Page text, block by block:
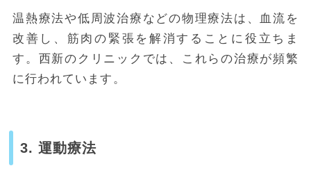
温熱療法や低周波治療などの物理療法は、血流を
改善し、筋肉の緊張を解消することに役立ちま
す。西新のクリニックでは、これらの治療が頻繁
に行われています。
3. 運動療法